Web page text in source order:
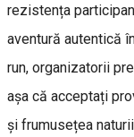
rezistența
aventură autentică
run, organizatorii
așa că acceptați
și frumusețea